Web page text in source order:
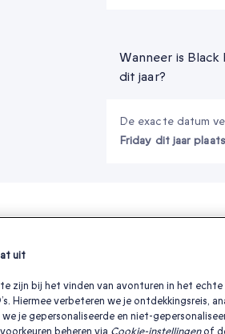
Wanneer is Black
dit jaar?
De exacte datum
Friday dit jaar
cadeau die echt bij hun
je’, ‘bedankt’ of gewoon ‘geniet
vrouw Black Friday koopjes onder
uit
zijn bij het vinden van avonturen in het echte
Hiermee verbeteren we je ontdekkingsreis,
je gepersonaliseerde en niet-